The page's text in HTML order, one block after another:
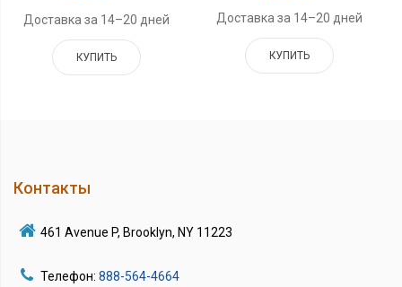
Доставка за 14–20 дней
КУПИТЬ
Доставка за 14–20 дней
КУПИТЬ
Контакты
461 Avenue P, Brooklyn, NY 11223
Телефон: 888-564-4664